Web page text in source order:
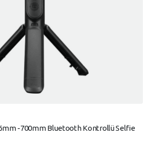
-700mm Bluetooth Kontrollü Selfie